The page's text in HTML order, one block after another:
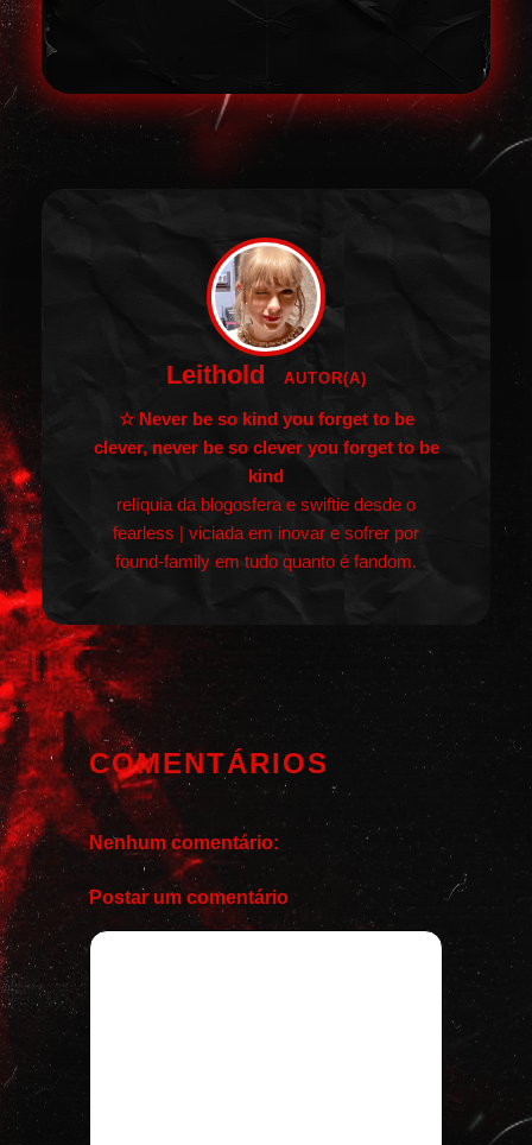
Leithold AUTOR(A)
☆ Never be so kind you forget to be
clever, never be so clever you forget to be
kind
relíquia da blogosfera e swiftie desde o
fearless | viciada em inovar e sofrer por
found-family em tudo quanto é fandom.
COMENTÁRIOS
Nenhum comentário:
Postar um comentário